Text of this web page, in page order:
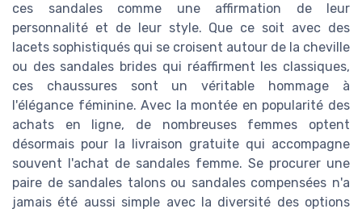
ces sandales comme une affirmation de leur
personnalité et de leur style. Que ce soit avec des
lacets sophistiqués qui se croisent autour de la cheville
ou des sandales brides qui réaffirment les classiques,
ces chaussures sont un véritable hommage à
l'élégance féminine. Avec la montée en popularité des
achats en ligne, de nombreuses femmes optent
désormais pour la livraison gratuite qui accompagne
souvent l'achat de sandales femme. Se procurer une
paire de sandales talons ou sandales compensées n'a
jamais été aussi simple avec la diversité des options